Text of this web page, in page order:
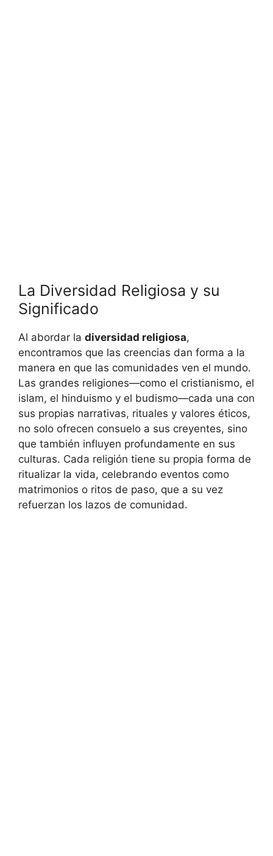
La Diversidad Religiosa y su
Significado
Al abordar la diversidad religiosa,
encontramos que las creencias dan forma a la
manera en que las comunidades ven el mundo.
Las grandes religiones—como el cristianismo, el
islam, el hinduismo y el budismo—cada una con
sus propias narrativas, rituales y valores éticos,
no solo ofrecen consuelo a sus creyentes, sino
que también influyen profundamente en sus
culturas. Cada religión tiene su propia forma de
ritualizar la vida, celebrando eventos como
matrimonios o ritos de paso, que a su vez
refuerzan los lazos de comunidad.